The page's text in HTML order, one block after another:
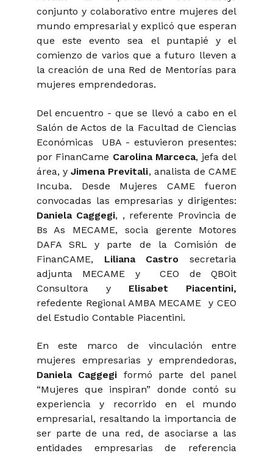
conjunto y colaborativo entre mujeres del
mundo empresarial y explicó que esperan
que este evento sea el puntapié y el
comienzo de varios que a futuro lleven a
la creación de una Red de Mentorías para
mujeres emprendedoras.
Del encuentro - que se llevó a cabo en el
Salón de Actos de la Facultad de Ciencias
Económicas UBA - estuvieron presentes:
por FinanCame Carolina Marceca, jefa del
área, yJimena Previtali, analista de CAME
Incuba. Desde Mujeres CAME fueron
convocadas las empresarias y dirigentes:
Daniela Caggegi, , referente Provincia de
Bs As MECAME, socia gerente Motores
DAFA SRL y parte de la Comisión de
FinanCAME, Liliana Castro secretaria
adjunta MECAME y CEO de QBOit
Consultora y Elisabet Piacentini,
refedente Regional AMBA MECAME
y CEO
del Estudio Contable Piacentini.
En este marco de vinculación entre
mujeres empresarias y emprendedoras,
Daniela Caggegi formó parte del panel
“Mujeres que inspiran” donde contó su
experiencia y recorrido en el mundo
empresarial, resaltando la importancia de
ser parte de una red, de asociarse a las
entidades empresarias de referencia